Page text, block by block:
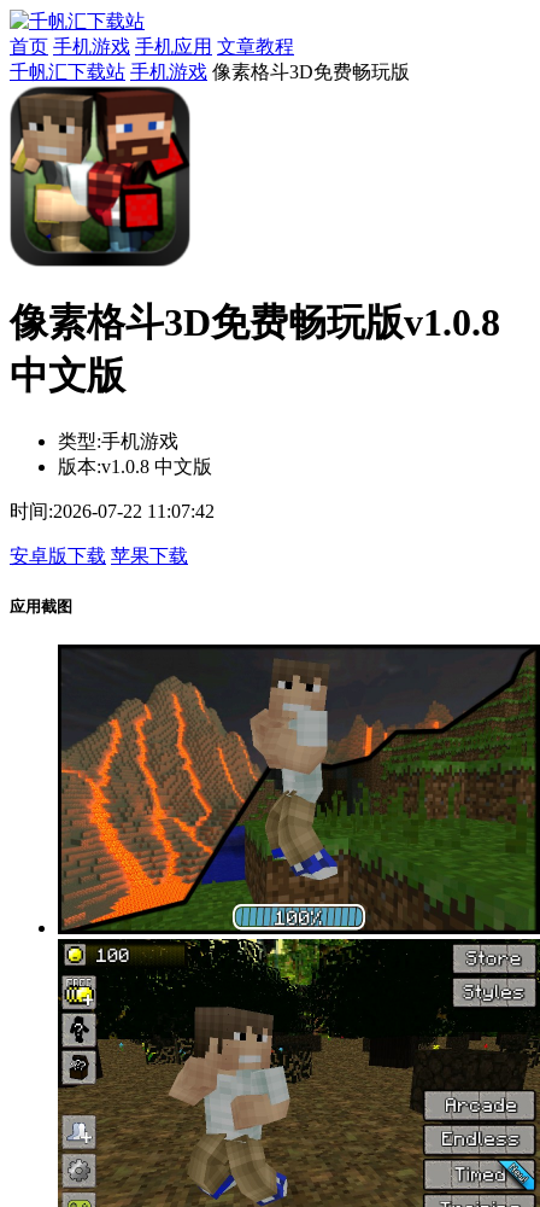
首页 手机游戏 手机应用 文章教程
千帆汇下载站 手机游戏 像素格斗3D免费畅玩版
像素格斗3D免费畅玩版v1.0.8
中文版
类型:手机游戏
版本:v1.0.8 中文版
时间:2026-07-22 11:07:42
安卓版下载 苹果下载
应用截图